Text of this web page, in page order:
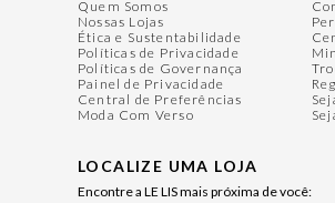
Quem Somos
Nossas Lojas
Ética e Sustentabilidade
Políticas de Privacidade
Políticas de Governança
Painel de Privacidade
Central de Preferências
Moda Com Verso
LOCALIZE UMA LOJA
Encontre a LE LIS mais próxima de você: